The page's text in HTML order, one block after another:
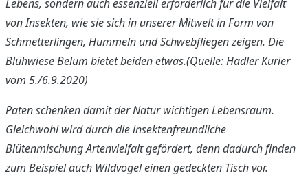
Lebens, sondern auch essenziell erforderlich für die Vielfalt
von Insekten, wie sie sich in unserer Mitwelt in Form von
Schmetterlingen, Hummeln und Schwebfliegen zeigen. Die
Blühwiese Belum bietet beiden etwas.(Quelle: Hadler Kurier
vom 5./6.9.2020)
Paten schenken damit der Natur wichtigen Lebensraum.
Gleichwohl wird durch die insektenfreundliche
Blütenmischung Artenvielfalt gefördert, denn dadurch finden
zum Beispiel auch Wildvögel einen gedeckten Tisch vor.